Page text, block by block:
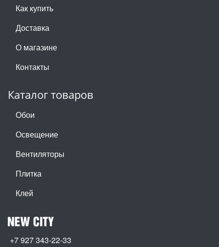
Как купить
Доставка
О магазине
Контакты
Каталог товаров
Обои
Освещение
Вентиляторы
Плитка
Клей
+7 927 343-22-33